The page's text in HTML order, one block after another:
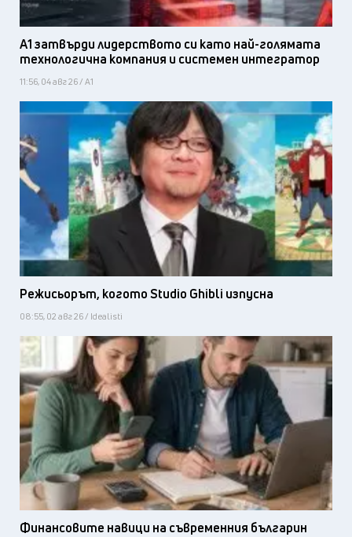
А1 затвърди лидерството си като най-голямата
технологична компания и системен интегратор
11:56, 04 авг 26 / А1
Режисьорът, когото Studio Ghibli изпусна
08:55, 02 авг 26 / Idealisti
Финансовите навици на съвременния българин